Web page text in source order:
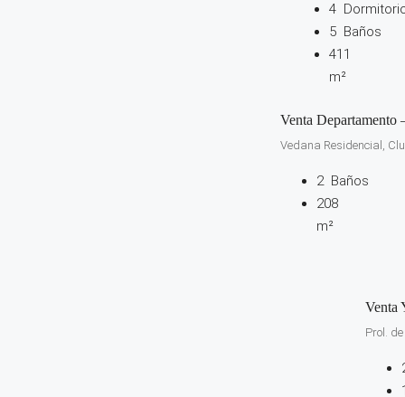
4
5 Baños
411
m²
Venta Departamento
Vedana Residencial,
2 Baños
208
m²
Venta
Prol.